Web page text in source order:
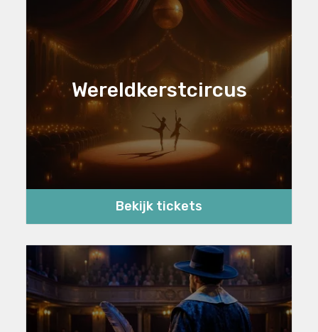
Wereldkerstcircus
Bekijk tickets